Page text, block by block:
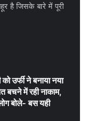
है जिसके बारे में पूरी
उर्फी ने बनाया नया
में रही नाकाम,
बोले- बस यही